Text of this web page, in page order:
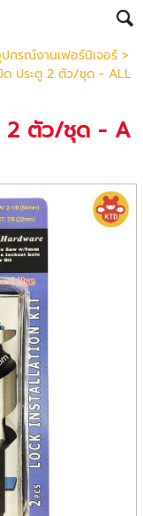
รณ์งานเฟอร์นิเจอร์>
ด ประตู 2 ตัว/ชุด - ALL
2 ตัว/ชุด - A